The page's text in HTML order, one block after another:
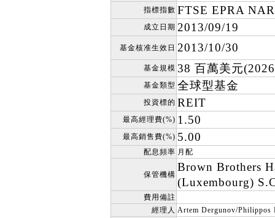
指標指數 FTSE EPRA
成立日期 2013/09/19
基金核准生效日 2013/10/30
基金規模 38 百萬美元
基金類型 全球型基金
投資標的 REIT
最高經理費(%) 1.50
最高銷售費(%) 5.00
配息頻率 月配
保管機構
Brown Brothers
(Luxembourg)
費用備註
經理人 Artem Dergunov/Philippos